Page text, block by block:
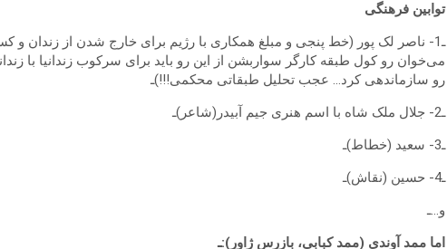
توابین فرهنگی
ـ1- ناصر لک پور (خط پنجی و مبلغ همکاری با رژیم برای خارج شدن از زندان
می‌خوان رو کول طبقه کارگر سواربشن از این رو باید برای سرکوب زندانیا با
رو سازماندهی کرد… عجب تحلیل طبقاتی محکمی!!!)ـ
ـ2- جلال ملک شاه با اسم هنری جیم آبیدر(شاعر)ـ
ـ3- سعید (خطاط)ـ
ـ4- حسین (نقاش)ـ
و…ـ
اما ممد آوندی (ممد کبابی، بازرس ژاور):ـ